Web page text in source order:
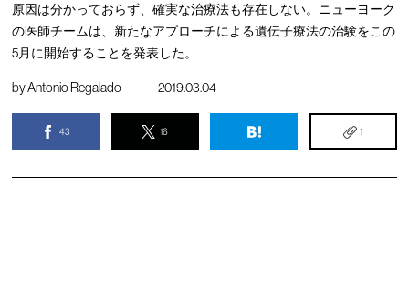
原因は分かっておらず、確実な治療法も存在しない。ニューヨーク
の医師チームは、新たなアプローチによる遺伝子療法の治験をこの
5月に開始することを発表した。
byAntonio Regalado 2019.03.04
43 16 1